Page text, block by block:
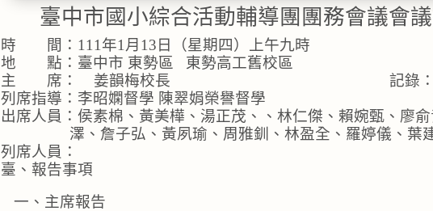
臺中市國小綜合活動輔導團團務會議會
時　　間：111年1月13日（星期四）上午九時
地　　點：臺中市 東勢區   東勢高工舊校區
主　　席：    姜韻梅校長　　　　　　　　　　　　　　 記錄
列席指導：李昭嫻督學 陳翠娟榮譽督學
出席人員：侯素棉、黃美樺、湯正茂、、林仁傑、賴婉甄、廖
澤、詹子弘、黃夙瑜、周雅釧、林盈全、羅婷儀、葉
列席人員：
臺、報告事項
一、主席報告